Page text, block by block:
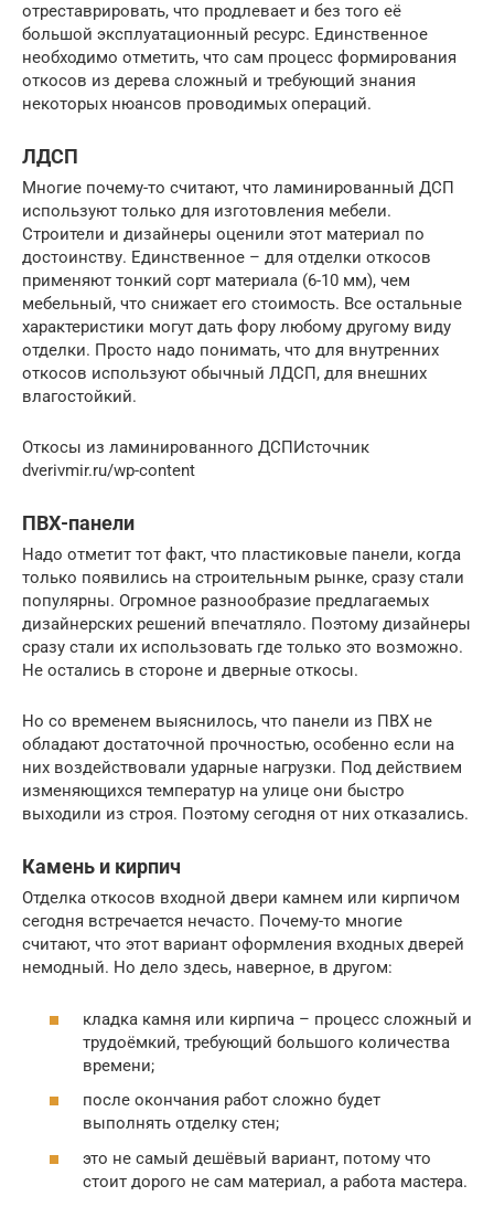
отреставрировать, что продлевает и без того её
большой эксплуатационный ресурс. Единственное
необходимо отметить, что сам процесс формирования
откосов из дерева сложный и требующий знания
некоторых нюансов проводимых операций.
ЛДСП
Многие почему-то считают, что ламинированный ДСП
используют только для изготовления мебели.
Строители и дизайнеры оценили этот материал по
достоинству. Единственное – для отделки откосов
применяют тонкий сорт материала (6-10 мм), чем
мебельный, что снижает его стоимость. Все остальные
характеристики могут дать фору любому другому виду
отделки. Просто надо понимать, что для внутренних
откосов используют обычный ЛДСП, для внешних
влагостойкий.
Откосы из ламинированного ДСПИсточник
dverivmir.ru/wp-content
ПВХ-панели
Надо отметит тот факт, что пластиковые панели, когда
только появились на строительным рынке, сразу стали
популярны. Огромное разнообразие предлагаемых
дизайнерских решений впечатляло. Поэтому дизайнеры
сразу стали их использовать где только это возможно.
Не остались в стороне и дверные откосы.
Но со временем выяснилось, что панели из ПВХ не
обладают достаточной прочностью, особенно если на
них воздействовали ударные нагрузки. Под действием
изменяющихся температур на улице они быстро
выходили из строя. Поэтому сегодня от них отказались.
Камень и кирпич
Отделка откосов входной двери камнем или кирпичом
сегодня встречается нечасто. Почему-то многие
считают, что этот вариант оформления входных дверей
немодный. Но дело здесь, наверное, в другом:
кладка камня или кирпича – процесс сложный и
трудоёмкий, требующий большого количества
времени;
после окончания работ сложно будет
выполнять отделку стен;
это не самый дешёвый вариант, потому что
стоит дорого не сам материал, а работа мастера.